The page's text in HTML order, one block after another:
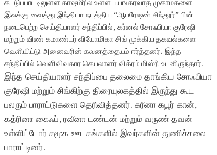
கட்டுப்பாட்டிலுள்ள காஷ்மீரில் உள்ள பயங்கரவாத முகாம்களை
இலக்கு வைத்து இந்தியா நடத்திய “ஆபரேஷன் சிந்தூர்” பின்
நடைபெற்ற செய்தியாளர் சந்திப்பில், கர்னல் சோஃபியா குரேஷி
மற்றும் விண் கமாண்டர் வியோமிகா சிங் முக்கிய தகவல்களை
வெளியிட்டு அனைவரின் கவனத்தையும் ஈர்த்தனர். இந்த
சந்திப்பில் வெளிவிவகார செயலாளர் விக்ரம் மிஸ்ரி உடனிருந்தார்.
இந்த செய்தியாளர் சந்திப்பை தலைமை தாங்கிய சோஃபியா
குரேஷி மற்றும் சிங்கிற்கு திரையுலகத்தில் இருந்து கூட
பலரும் பாராட்டுகளை தெரிவித்தனர். கரீனா கபூர் கான்,
கத்ரினா கைஃப், ரவீனா டண்டன் மற்றும் வருண் தவன்
உள்ளிட்டோர் சமூக ஊடகங்களில் இவர்களின் துணிச்சலை
பாராட்டினர்.